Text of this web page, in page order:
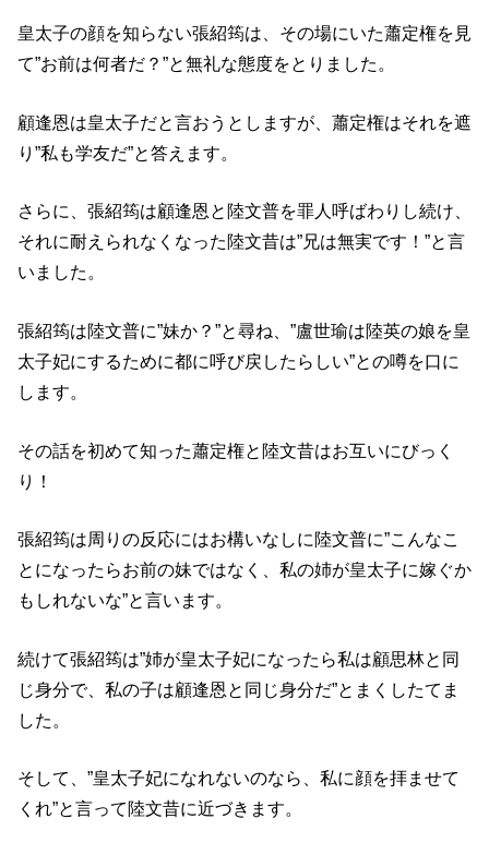
皇太子の顔を知らない張紹筠は、その場にいた蕭定権を見
て”お前は何者だ？”と無礼な態度をとりました。
顧逢恩は皇太子だと言おうとしますが、蕭定権はそれを遮
り”私も学友だ”と答えます。
さらに、張紹筠は顧逢恩と陸文普を罪人呼ばわりし続け、
それに耐えられなくなった陸文昔は”兄は無実です！”と言
いました。
張紹筠は陸文普に”妹か？”と尋ね、”盧世瑜は陸英の娘を皇
太子妃にするために都に呼び戻したらしい”との噂を口に
します。
その話を初めて知った蕭定権と陸文昔はお互いにびっく
り！
張紹筠は周りの反応にはお構いなしに陸文普に”こんなこ
とになったらお前の妹ではなく、私の姉が皇太子に嫁ぐか
もしれないな”と言います。
続けて張紹筠は”姉が皇太子妃になったら私は顧思林と同
じ身分で、私の子は顧逢恩と同じ身分だ”とまくしたてま
した。
そして、”皇太子妃になれないのなら、私に顔を拝ませて
くれ”と言って陸文昔に近づきます。